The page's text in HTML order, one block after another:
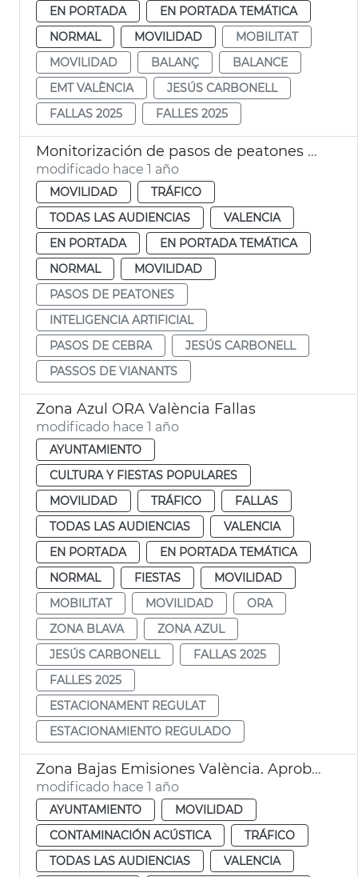
EN PORTADA
EN PORTADA TEMÁTICA
NORMAL
MOVILIDAD
MOBILITAT
MOVILIDAD
BALANÇ
BALANCE
EMT VALÈNCIA
JESÚS CARBONELL
FALLAS 2025
FALLES 2025
Monitorización de pasos de peatones mediante inteligencia artificial en València
modificado hace 1 año
MOVILIDAD
TRÁFICO
TODAS LAS AUDIENCIAS
VALENCIA
EN PORTADA
EN PORTADA TEMÁTICA
NORMAL
MOVILIDAD
PASOS DE PEATONES
INTELIGENCIA ARTIFICIAL
PASOS DE CEBRA
JESÚS CARBONELL
PASSOS DE VIANANTS
Zona Azul ORA València Fallas
modificado hace 1 año
AYUNTAMIENTO
CULTURA Y FIESTAS POPULARES
MOVILIDAD
TRÁFICO
FALLAS
TODAS LAS AUDIENCIAS
VALENCIA
EN PORTADA
EN PORTADA TEMÁTICA
NORMAL
FIESTAS
MOVILIDAD
MOBILITAT
MOVILIDAD
ORA
ZONA BLAVA
ZONA AZUL
JESÚS CARBONELL
FALLAS 2025
FALLES 2025
ESTACIONAMENT REGULAT
ESTACIONAMIENTO REGULADO
Zona Bajas Emisiones València. Aprobación por el Pleno
modificado hace 1 año
AYUNTAMIENTO
MOVILIDAD
CONTAMINACIÓN ACÚSTICA
TRÁFICO
TODAS LAS AUDIENCIAS
VALENCIA